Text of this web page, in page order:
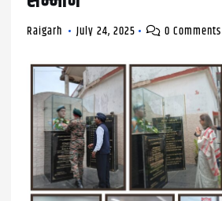
Raigarh July 24, 2025 0 Comments